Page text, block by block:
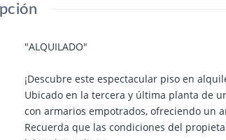
"ALQUILADO"
¡Descubre este espectacular piso en
Ubicado en la tercera y última planta de
con armarios empotrados, ofreciendo un
Recuerda que las condiciones del